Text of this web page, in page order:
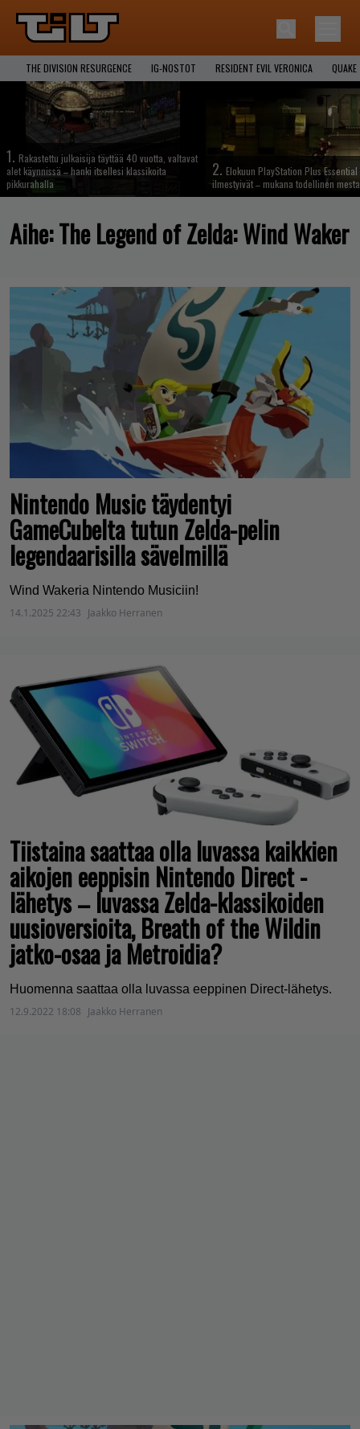
THE DIVISION RESURGENCE IG-NOSTOT RESIDENT EVIL VERONICA QUAKE
1. Rakastettu julkaisija täyttää 40 vuotta, valtavat
alet käynnissä – hanki itsellesi klassikoita
pikkurahalla
2. Elokuun PlayStation Plus
ilmestyivät – mukana todellinen
Aihe:The Legend of Zelda: Wind Waker
Nintendo Music täydentyi
GameCubelta tutun Zelda-pelin
legendaarisilla sävelmillä
Wind Wakeria Nintendo Musiciin!
14.1.2025 22:43 Jaakko Herranen
Tiistaina saattaa olla luvassa kaikkien
aikojen eeppisin Nintendo Direct -
lähetys – luvassa Zelda-klassikoiden
uusioversioita, Breath of the Wildin
jatko-osaa ja Metroidia?
Huomenna saattaa olla luvassa eeppinen Direct-lähetys.
12.9.2022 18:08 Jaakko Herranen